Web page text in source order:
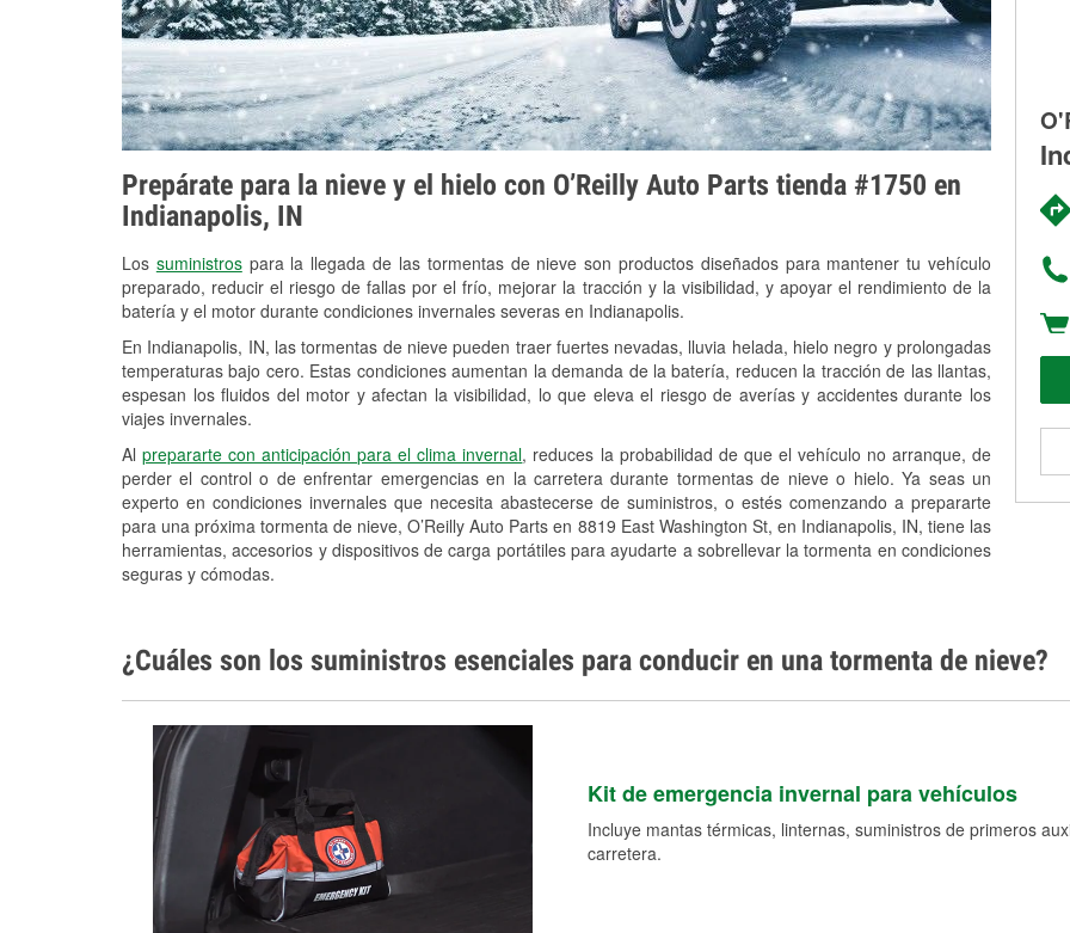
Prepárate para la nieve y el hielo con O’Reilly Auto Parts tienda #1750 en
Indianapolis, IN
Los suministrospara la llegada de las tormentas de nieve son productos diseñados para mantener tu vehículo
preparado, reducir el riesgo de fallas por el frío, mejorar la tracción y la visibilidad, y apoyar el rendimiento de la
batería y el motor durante condiciones invernales severas en Indianapolis.
En Indianapolis, IN, las tormentas de nieve pueden traer fuertes nevadas, lluvia helada, hielo negro y prolongadas
temperaturas bajo cero. Estas condiciones aumentan la demanda de la batería, reducen la tracción de las llantas,
espesan los fluidos del motor y afectan la visibilidad, lo que eleva el riesgo de averías y accidentes durante los
viajes invernales.
Alprepararte con anticipación para el clima invernal, reduces la probabilidad de que el vehículo no arranque, de
perder el control o de enfrentar emergencias en la carretera durante tormentas de nieve o hielo. Ya seas un
experto en condiciones invernales que necesita abastecerse de suministros, o estés comenzando a prepararte
para una próxima tormenta de nieve, O’Reilly Auto Parts en 8819 East Washington St, en Indianapolis, IN, tiene las
herramientas, accesorios y dispositivos de carga portátiles para ayudarte a sobrellevar la tormenta en condiciones
seguras y cómodas.
¿Cuáles son los suministros esenciales para conducir en una tormenta de nieve?
Kit de emergencia invernal para vehículos
Incluye mantas térmicas, linternas, suministros de primeros
carretera.